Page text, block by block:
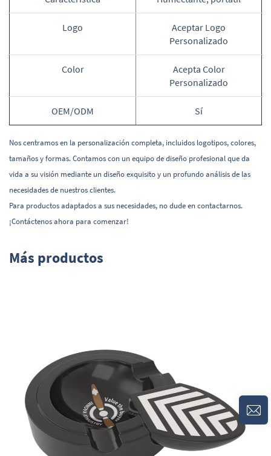
Logo
Aceptar Logo
Personalizado
Color
Acepta Color
Personalizado
OEM/ODM Sí
Nos centramos en la personalización completa, incluidos logotipos, colores,
tamaños y formas. Contamos con un equipo de diseño profesional que da
vida a su visión mediante un diseño exquisito y un profundo análisis de las
necesidades de nuestros clientes.
Para productos adaptados a sus necesidades, no dude en contactarnos.
¡Contáctenos ahora para comenzar!
Más productos